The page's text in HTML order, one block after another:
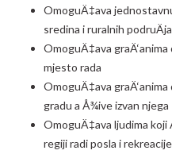
OmoguÄ‡ava
sredina i ruralnih podruÄja
OmoguÄ‡ava
mjesto rada
OmoguÄ‡ava
gradu a Å¾ive izvan njega
OmoguÄ‡ava ljudima
regiji radi posla i rekreacije